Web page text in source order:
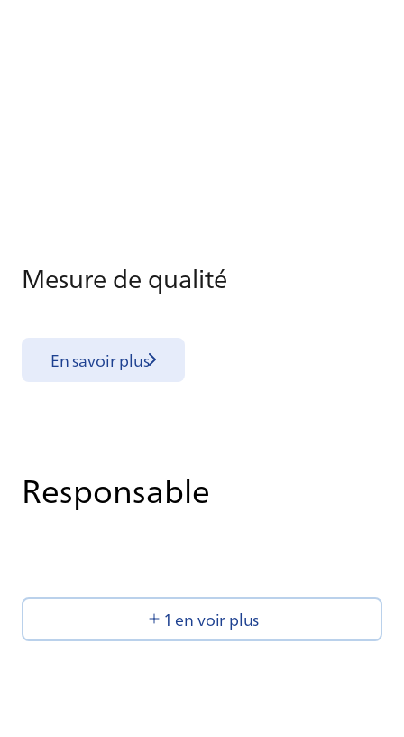
Me­sure de qua­lité
En savoir plus
Responsable
1 en voir plus